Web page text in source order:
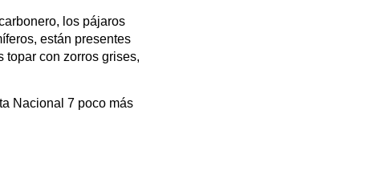
los pájaros
están presentes
topar con zorros grises,
Nacional 7 poco más